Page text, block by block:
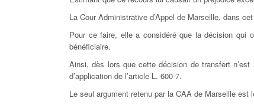
La Cour Administrative d’Appel de Marseille, dans
Pour ce faire, elle a considéré que la décision qui
bénéficiaire.
Ainsi, dès lors que cette décision de transfert
d’application de l’article L. 600-7.
Le seul argument retenu par la CAA de Marseille est